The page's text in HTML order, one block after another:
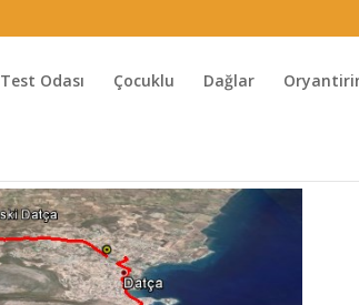
Test Odası Çocuklu Dağlar